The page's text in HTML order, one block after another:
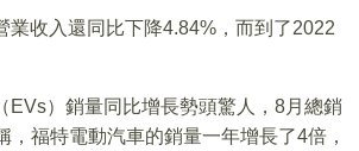
業收入還同比下降4.84%，而到了2022
）銷量同比增長勢頭驚人，8月總銷
福特電動汽車的銷量一年增長了4倍，